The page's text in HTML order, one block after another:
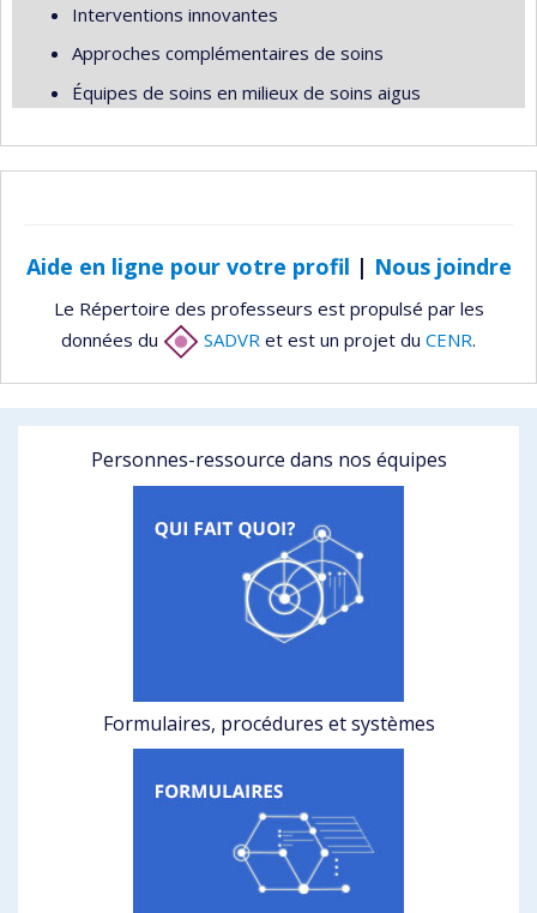
Interventions innovantes
Approches complémentaires de soins
Équipes de soins en milieux de soins aigus
Aide en ligne pour votre profil | Nous joindre
Le Répertoire des professeurs est propulsé par les
données du
SADVR et est un projet du CENR.
Personnes-ressource dans nos équipes
Formulaires, procédures et systèmes